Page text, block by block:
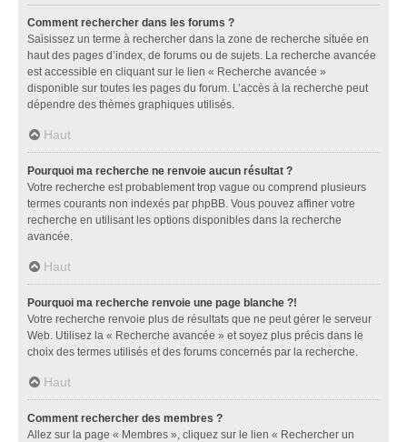
Comment rechercher dans les forums ?
Saisissez un terme à rechercher dans la zone de recherche située en
haut des pages d’index, de forums ou de sujets. La recherche avancée
est accessible en cliquant sur le lien « Recherche avancée »
disponible sur toutes les pages du forum. L’accès à la recherche peut
dépendre des thèmes graphiques utilisés.
Haut
Pourquoi ma recherche ne renvoie aucun résultat ?
Votre recherche est probablement trop vague ou comprend plusieurs
termes courants non indexés par phpBB. Vous pouvez affiner votre
recherche en utilisant les options disponibles dans la recherche
avancée.
Haut
Pourquoi ma recherche renvoie une page blanche ?!
Votre recherche renvoie plus de résultats que ne peut gérer le serveur
Web. Utilisez la « Recherche avancée » et soyez plus précis dans le
choix des termes utilisés et des forums concernés par la recherche.
Haut
Comment rechercher des membres ?
Allez sur la page « Membres », cliquez sur le lien « Rechercher un